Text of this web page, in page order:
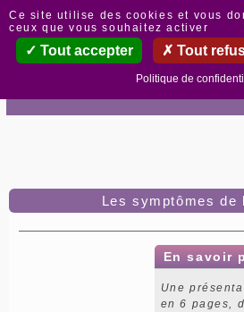
Les symptômes de
En savoir
Une
en 6 pages,
Panneau de gestion des cookies
Ce site utilise des cookies et vous
ceux que vous souhaitez activer
Tout accepter Tout
Politique de